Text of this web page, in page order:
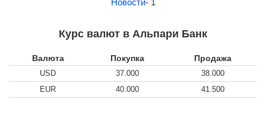
Новости- 1
Курс валют в Альпари Банк
Валюта Покупка Продажа
USD 37.000
38.000
EUR
40.000 41.500